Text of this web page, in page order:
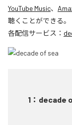
YouTube Music、
聴くことができる。
各配信サービス：
1 ： decade